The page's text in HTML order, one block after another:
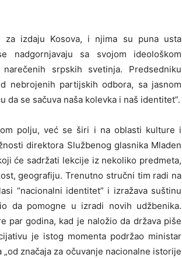
za izdaju Kosova, i njima su puna usta
nadgornjavaju sa svojom ideološkom
srpskih svetinja. Predsedniku
nebrojenih partijskih odbora, sa jasnom
da se sačuva naša kolevka i naš identitet”.
polju, već se širi i na oblasti kulture i
direktora Službenog glasnika Mladen
će sadržati lekcije iz nekoliko predmeta,
geografiju. Trenutno stručni tim radi na
“nacionalni identitet” i izražava suštinu
da pomogne u izradi novih udžbenika.
par godina, kad je naložio da država piše
je istog momenta podržao ministar
značaja za očuvanje nacionalne istorije